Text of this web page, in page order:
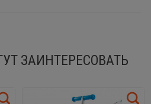
ЗАИНТЕРЕСОВАТЬ